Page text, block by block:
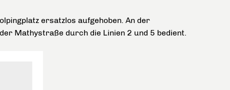
ersatzlos aufgehoben. An der
Mathystraße durch die Linien 2 und 5 bedient.